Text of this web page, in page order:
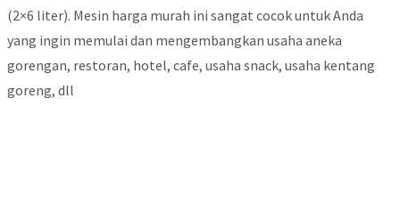
(2×6 liter). Mesin harga murah ini sangat cocok untuk Anda
yang ingin memulai dan mengembangkan usaha aneka
gorengan, restoran, hotel, cafe, usaha snack, usaha kentang
goreng, dll